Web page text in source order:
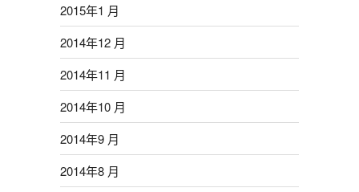
2015年1 月
2014年12 月
2014年11 月
2014年10 月
2014年9 月
2014年8 月